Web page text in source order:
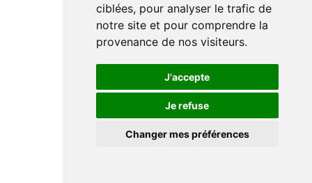
ciblées, pour analyser le trafic de
notre site et pour comprendre la
provenance de nos visiteurs.
J'accepte
Je refuse
Changer mes préférences